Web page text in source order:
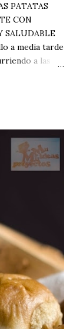
PATATAS
CON
SALUDABLE
a media tarde
a las
o snacks
y sodio?
que tanto nos
a cambiar
Olvídate de
tradicionales y
pero
Es el